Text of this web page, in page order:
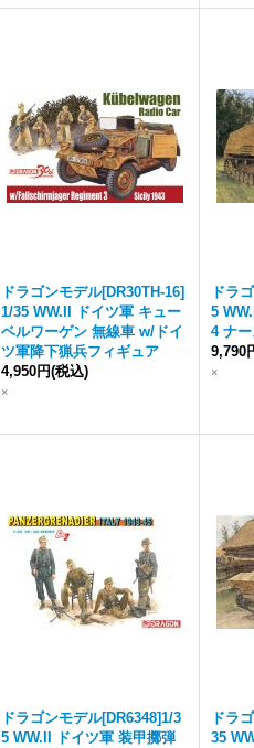
ドラゴンモデル[DR30TH-16]
1/35 WW.II ドイツ軍 キュー
ベルワーゲン 無線車 w/ドイ
ツ軍降下猟兵フィギュア
4,950円(税込)
×
ドラ
5
4 ナ
9,790
×
ドラゴンモデル[DR6348]1/3
5 WW.II ドイツ軍 装甲擲弾
ドラ
35